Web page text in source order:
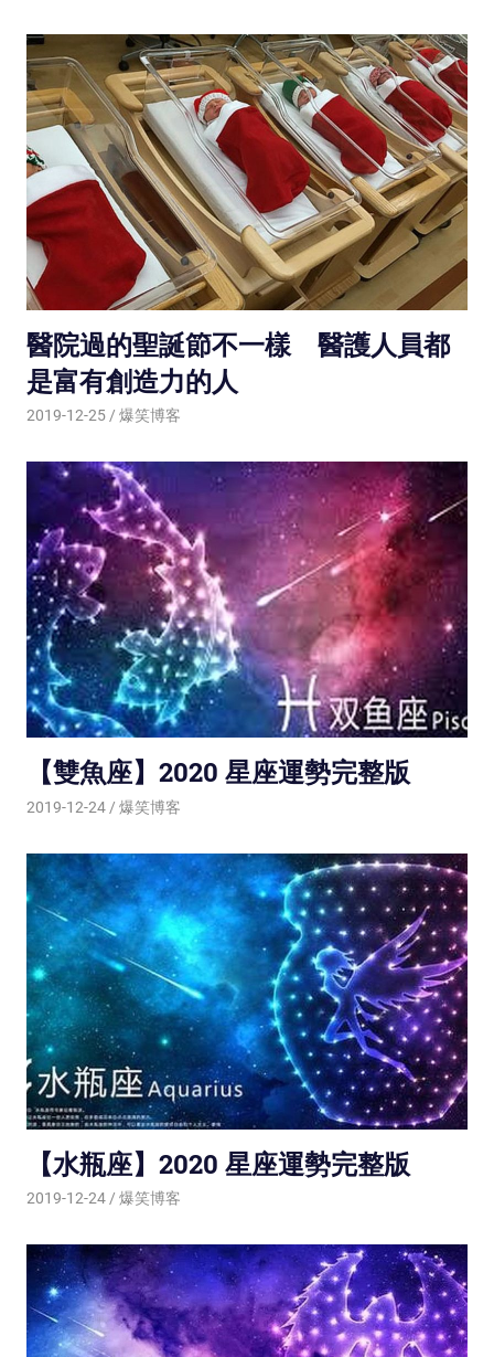
醫院過的聖誕節不一樣 醫護人員都
是富有創造力的人
2019-12-25 爆笑博客
【雙魚座】2020 星座運勢完整版
2019-12-24 爆笑博客
【水瓶座】2020 星座運勢完整版
2019-12-24 爆笑博客